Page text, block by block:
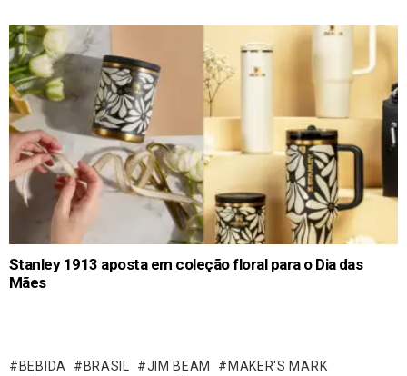
Stanley 1913 aposta em coleção floral para o Dia das
Mães
BEBIDA BRASIL JIM BEAM
MAKER'S MARK